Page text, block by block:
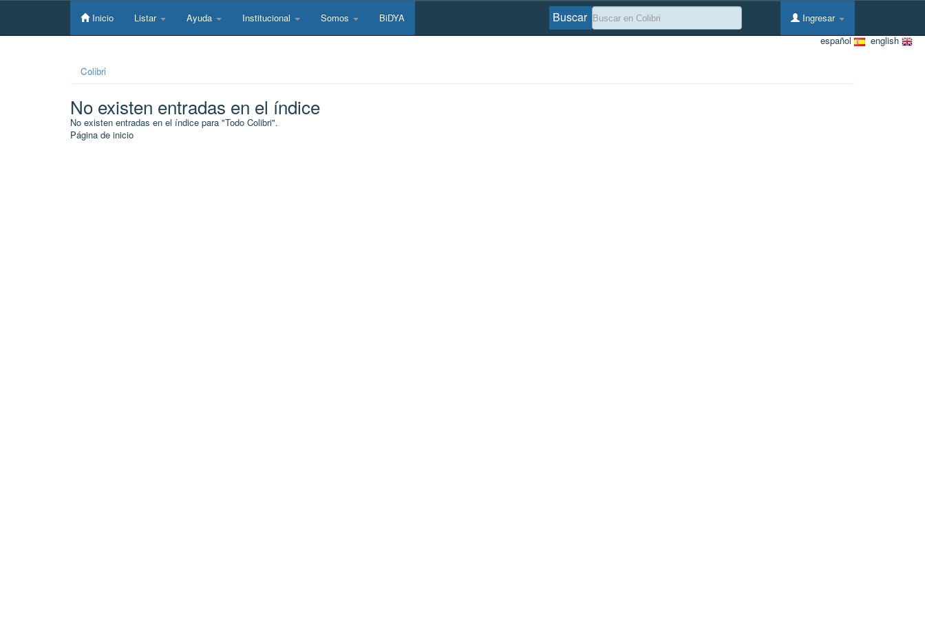
Skip
Inicio Listar Ayuda Institucional Somos BiDYA Ingresar
Buscar
english
español
Colibri
No existen entradas en el índice
No existen entradas en el índice para "Todo Colibri".
Página de inicio